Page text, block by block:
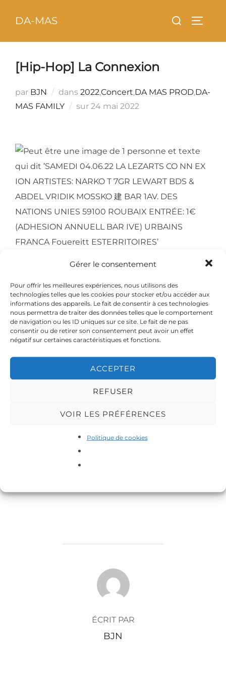
Gérer le consentement
Pour offrir les meilleures expériences, nous utilisons des
technologies telles que les cookies pour stocker et/ou accéder aux
informations des appareils. Le fait de consentir à ces technologies
nous permettra de traiter des données telles que le comportement
de navigation ou les ID uniques sur ce site. Le fait de ne pas
consentir ou de retirer son consentement peut avoir un effet
négatif sur certaines caractéristiques et fonctions.
ACCEPTER
REFUSER
VOIR LES PRÉFÉRENCES
Politique de cookies
DA-MAS Rechercher :
[Hip-Hop] La Connexion
par BJN dans 2022,Concert,DA MAS PROD,DA-
MAS FAMILY
sur Publié
24 mai 2022
LEZARTS – URBAINS et DA-MAS FAMILY
s’associent pour une soirée où la scène se
transformera en ring, où les artistes belges et
roubaisiens vont venir boxer les mots et vous
présenter leur univers.
——————
Entrée gratuite (1€ d’adhésion annuelle – Lieu
Metro/Tram/Bus : EuroTéléport & Roubaix
https://www.facebook.com/events/121232909597
1701/?active_tab=discussion
AUTEUR DE LA PUBLICATION
ÉCRIT PAR
BJN